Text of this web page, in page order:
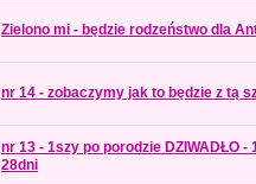
Zielono mi - będzie rodzeństwo dla
nr 14 - zobaczymy jak to będzie z tą
nr 13 - 1szy po porodzie DZIWADŁO -
28dni